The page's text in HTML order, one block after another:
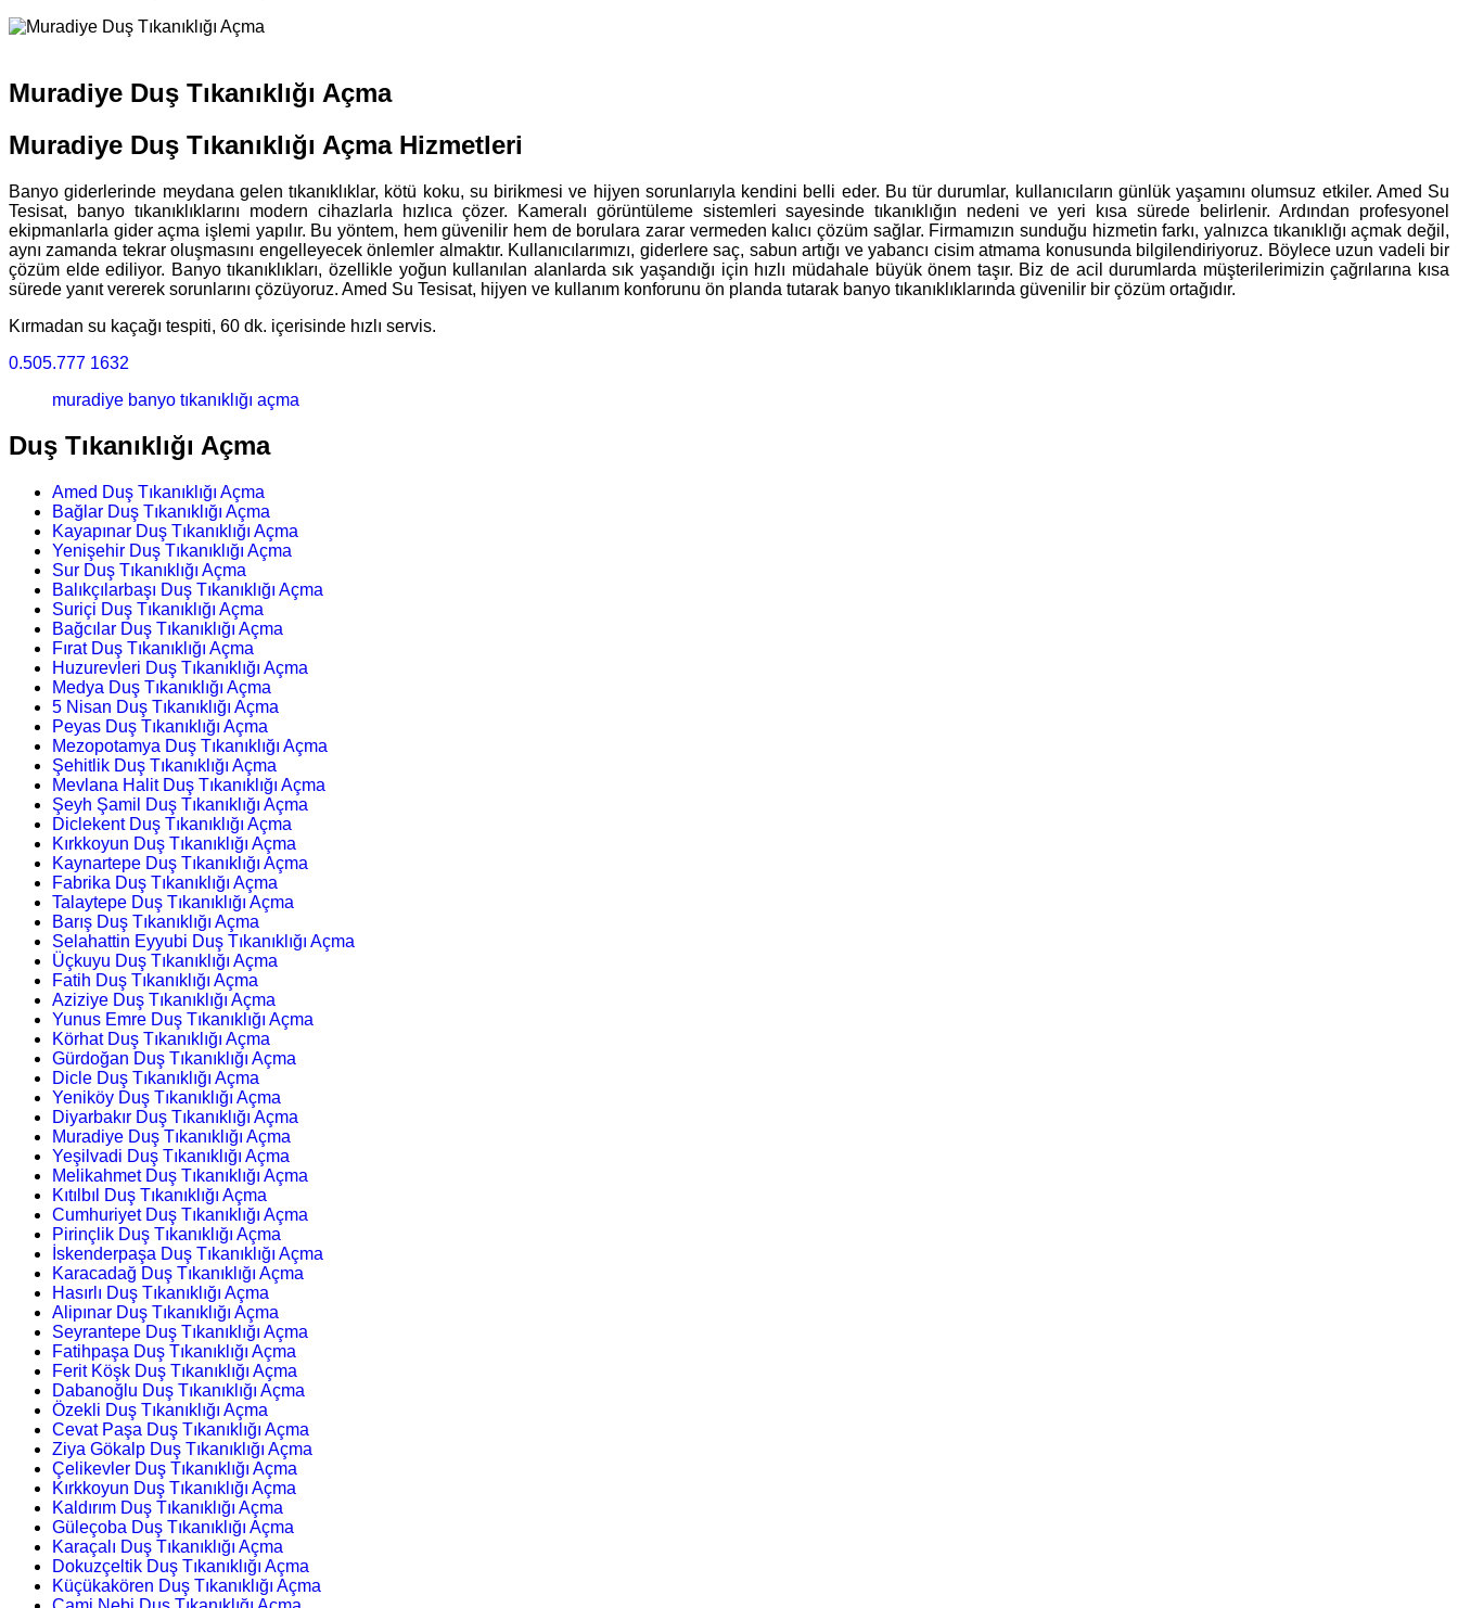
Muradiye Duş Tıkanıklığı Açma
Muradiye Duş Tıkanıklığı Açma Hizmetleri
Banyo giderlerinde meydana gelen tıkanıklıklar, kötü koku, su birikmesi ve hijyen sorunlarıyla kendini belli eder. Bu tür durumlar, kullanıcıların günlük yaşamını olumsuz etkiler. Amed Su
Tesisat, banyo tıkanıklıklarını modern cihazlarla hızlıca çözer. Kameralı görüntüleme sistemleri sayesinde tıkanıklığın nedeni ve yeri kısa sürede belirlenir. Ardından profesyonel
ekipmanlarla gider açma işlemi yapılır. Bu yöntem, hem güvenilir hem de borulara zarar vermeden kalıcı çözüm sağlar. Firmamızın sunduğu hizmetin farkı, yalnızca tıkanıklığı açmak değil,
aynı zamanda tekrar oluşmasını engelleyecek önlemler almaktır. Kullanıcılarımızı, giderlere saç, sabun artığı ve yabancı cisim atmama konusunda bilgilendiriyoruz. Böylece uzun vadeli bir
çözüm elde ediliyor. Banyo tıkanıklıkları, özellikle yoğun kullanılan alanlarda sık yaşandığı için hızlı müdahale büyük önem taşır. Biz de acil durumlarda müşterilerimizin çağrılarına kısa
sürede yanıt vererek sorunlarını çözüyoruz. Amed Su Tesisat, hijyen ve kullanım konforunu ön planda tutarak banyo tıkanıklıklarında güvenilir bir çözüm ortağıdır.
Kırmadan su kaçağı tespiti, 60 dk. içerisinde hızlı servis.
0.505.777 1632
muradiye banyo tıkanıklığı açma
Duş Tıkanıklığı Açma
Amed Duş Tıkanıklığı Açma
Bağlar Duş Tıkanıklığı Açma
Kayapınar Duş Tıkanıklığı Açma
Yenişehir Duş Tıkanıklığı Açma
Sur Duş Tıkanıklığı Açma
Balıkçılarbaşı Duş Tıkanıklığı Açma
Suriçi Duş Tıkanıklığı Açma
Bağcılar Duş Tıkanıklığı Açma
Fırat Duş Tıkanıklığı Açma
Huzurevleri Duş Tıkanıklığı Açma
Medya Duş Tıkanıklığı Açma
5 Nisan Duş Tıkanıklığı Açma
Peyas Duş Tıkanıklığı Açma
Mezopotamya Duş Tıkanıklığı Açma
Şehitlik Duş Tıkanıklığı Açma
Mevlana Halit Duş Tıkanıklığı Açma
Şeyh Şamil Duş Tıkanıklığı Açma
Diclekent Duş Tıkanıklığı Açma
Kırkkoyun Duş Tıkanıklığı Açma
Kaynartepe Duş Tıkanıklığı Açma
Fabrika Duş Tıkanıklığı Açma
Talaytepe Duş Tıkanıklığı Açma
Barış Duş Tıkanıklığı Açma
Selahattin Eyyubi Duş Tıkanıklığı Açma
Üçkuyu Duş Tıkanıklığı Açma
Fatih Duş Tıkanıklığı Açma
Aziziye Duş Tıkanıklığı Açma
Yunus Emre Duş Tıkanıklığı Açma
Körhat Duş Tıkanıklığı Açma
Gürdoğan Duş Tıkanıklığı Açma
Dicle Duş Tıkanıklığı Açma
Yeniköy Duş Tıkanıklığı Açma
Diyarbakır Duş Tıkanıklığı Açma
Muradiye Duş Tıkanıklığı Açma
Yeşilvadi Duş Tıkanıklığı Açma
Melikahmet Duş Tıkanıklığı Açma
Kıtılbıl Duş Tıkanıklığı Açma
Cumhuriyet Duş Tıkanıklığı Açma
Pirinçlik Duş Tıkanıklığı Açma
İskenderpaşa Duş Tıkanıklığı Açma
Karacadağ Duş Tıkanıklığı Açma
Hasırlı Duş Tıkanıklığı Açma
Alipınar Duş Tıkanıklığı Açma
Seyrantepe Duş Tıkanıklığı Açma
Fatihpaşa Duş Tıkanıklığı Açma
Ferit Köşk Duş Tıkanıklığı Açma
Dabanoğlu Duş Tıkanıklığı Açma
Özekli Duş Tıkanıklığı Açma
Cevat Paşa Duş Tıkanıklığı Açma
Ziya Gökalp Duş Tıkanıklığı Açma
Çelikevler Duş Tıkanıklığı Açma
Kırkkoyun Duş Tıkanıklığı Açma
Kaldırım Duş Tıkanıklığı Açma
Güleçoba Duş Tıkanıklığı Açma
Karaçalı Duş Tıkanıklığı Açma
Dokuzçeltik Duş Tıkanıklığı Açma
Küçükakören Duş Tıkanıklığı Açma